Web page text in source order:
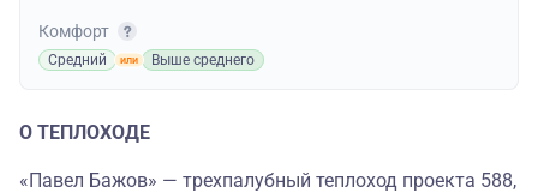
Комфорт
Средний Выше среднего
О ТЕПЛОХОДЕ
«Павел Бажов» — трехпалубный теплоход проекта 588,